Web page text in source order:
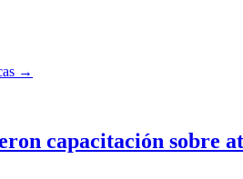
→
capacitación sobre